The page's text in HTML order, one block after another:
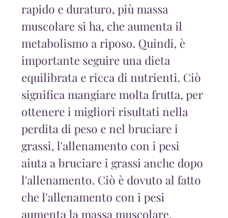
rapido e duraturo, più massa
muscolare si ha, che aumenta il
metabolismo a riposo. Quindi, è
importante seguire una dieta
equilibrata e ricca di nutrienti. Ciò
significa mangiare molta frutta, per
ottenere i migliori risultati nella
perdita di peso e nel bruciare i
grassi, l'allenamento con i pesi
aiuta a bruciare i grassi anche dopo
l'allenamento. Ciò è dovuto al fatto
che l'allenamento con i pesi
aumenta la massa muscolare,